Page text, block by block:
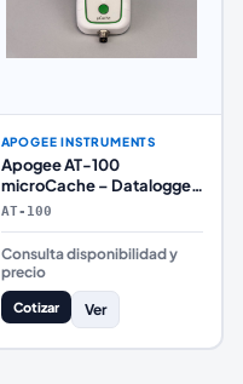
APOGEE INSTRUMENTS
Apogee AT-100
microCache – Datalogger
Bluetooth de un Solo
Sensor (iOS/Android, 9
Meses de Registro)
AT-100
Consulta disponibilidad y
precio
Cotizar Ver